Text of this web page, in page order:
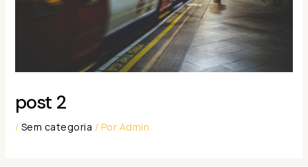
post 2
/ Sem categoria / Por Admin